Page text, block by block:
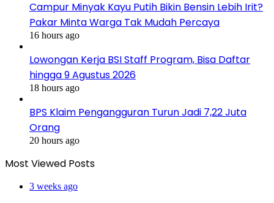
Campur Minyak Kayu Putih Bikin Bensin Lebih Irit?
Pakar Minta Warga Tak Mudah Percaya
16 hours ago
Lowongan Kerja BSI Staff Program, Bisa Daftar
hingga 9 Agustus 2026
18 hours ago
BPS Klaim Pengangguran Turun Jadi 7,22 Juta
Orang
20 hours ago
Most Viewed Posts
3 weeks ago